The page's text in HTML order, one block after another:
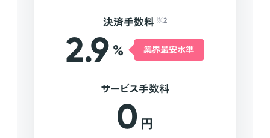
決済手数料 ※2
2.9 % 業界最安水準
サービス手数料
0 円